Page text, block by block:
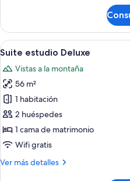
doble
superior
Abrir
todas
las
fotos
de
Suite
estudio
Deluxe
9
Suite estudio Deluxe
Vistas a la montaña
56 m²
1 habitación
2 huéspedes
1 cama de matrimonio
Wifi gratis
Ver más detalles
Más